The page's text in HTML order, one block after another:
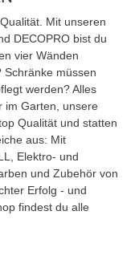
Mit unseren
DECOPRO bist du
vier Wänden
Schränke müssen
werden? Alles
im Garten, unsere
Qualität und statten
aus: Mit
Elektro- und
und Zubehör von
Erfolg - und
findest du alle